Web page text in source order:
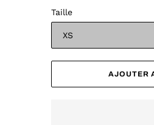
Taille
AJOUTER